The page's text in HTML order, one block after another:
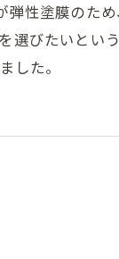
性塗膜のた
選びたいとい
した。